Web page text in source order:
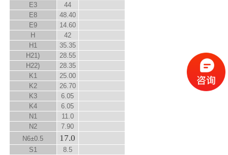
E3
44
E8
48.40
E9
14.60
H
42
H 1
35.35
H21)
28.55
H22)
28.35
K1
25.00
K2
26.70
K3
6.05
K4
6.05
N1
11.0
N2
7.90
N6±0.5 17.0
S1
8.5